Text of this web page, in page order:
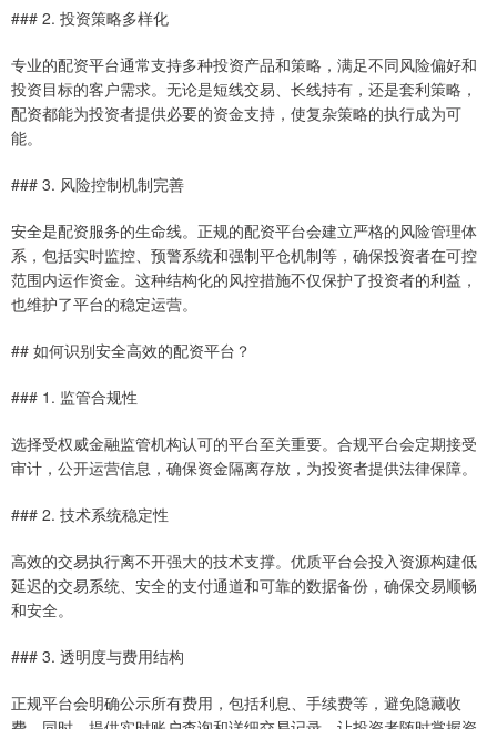
### 2. 投资策略多样化
专业的配资平台通常支持多种投资产品和策略，满足不同风险偏好和
投资目标的客户需求。无论是短线交易、长线持有，还是套利策略，
配资都能为投资者提供必要的资金支持，使复杂策略的执行成为可
能。
### 3. 风险控制机制完善
安全是配资服务的生命线。正规的配资平台会建立严格的风险管理体
系，包括实时监控、预警系统和强制平仓机制等，确保投资者在可控
范围内运作资金。这种结构化的风控措施不仅保护了投资者的利益，
也维护了平台的稳定运营。
## 如何识别安全高效的配资平台？
### 1. 监管合规性
选择受权威金融监管机构认可的平台至关重要。合规平台会定期接受
审计，公开运营信息，确保资金隔离存放，为投资者提供法律保障。
### 2. 技术系统稳定性
高效的交易执行离不开强大的技术支撑。优质平台会投入资源构建低
延迟的交易系统、安全的支付通道和可靠的数据备份，确保交易顺畅
和安全。
### 3. 透明度与费用结构
正规平台会明确公示所有费用，包括利息、手续费等，避免隐藏收